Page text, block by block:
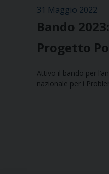
31 Maggio 2022
Bando
Progetto
Attivo il bando per
nazionale per i